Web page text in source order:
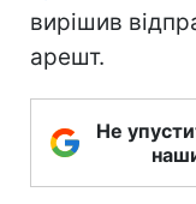
вирішив
арешт.
Не